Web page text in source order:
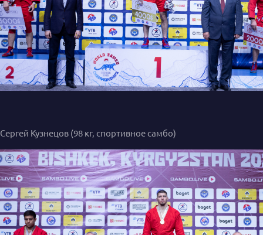
Сергей Кузнецов (98 кг, спортивное самбо)